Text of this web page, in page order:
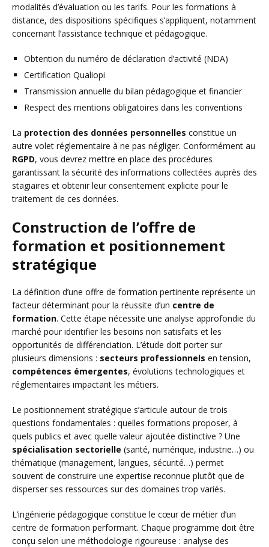
modalités d’évaluation ou les tarifs. Pour les formations à
distance, des dispositions spécifiques s’appliquent, notamment
concernant l’assistance technique et pédagogique.
Obtention du numéro de déclaration d’activité (NDA)
Certification Qualiopi
Transmission annuelle du bilan pédagogique et financier
Respect des mentions obligatoires dans les conventions
La protection des données personnelles constitue un
autre volet réglementaire à ne pas négliger. Conformément au
RGPD, vous devrez mettre en place des procédures
garantissant la sécurité des informations collectées auprès des
stagiaires et obtenir leur consentement explicite pour le
traitement de ces données.
Construction de l’offre de
formation et positionnement
stratégique
La définition d’une offre de formation pertinente représente un
facteur déterminant pour la réussite d’un centre de
formation. Cette étape nécessite une analyse approfondie du
marché pour identifier les besoins non satisfaits et les
opportunités de différenciation. L’étude doit porter sur
plusieurs dimensions : secteurs professionnels en tension,
compétences émergentes, évolutions technologiques et
réglementaires impactant les métiers.
Le positionnement stratégique s’articule autour de trois
questions fondamentales : quelles formations proposer, à
quels publics et avec quelle valeur ajoutée distinctive ? Une
spécialisation sectorielle (santé, numérique, industrie…) ou
thématique (management, langues, sécurité…) permet
souvent de construire une expertise reconnue plutôt que de
disperser ses ressources sur des domaines trop variés.
L’ingénierie pédagogique constitue le cœur de métier d’un
centre de formation performant. Chaque programme doit être
conçu selon une méthodologie rigoureuse : analyse des